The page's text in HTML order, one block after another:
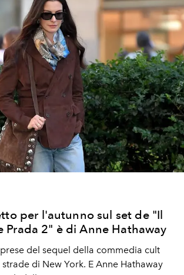
per l'autunno sul set de "Il
Prada 2" è di Anne Hathaway
del sequel della commedia cult
di New York. E Anne Hathaway